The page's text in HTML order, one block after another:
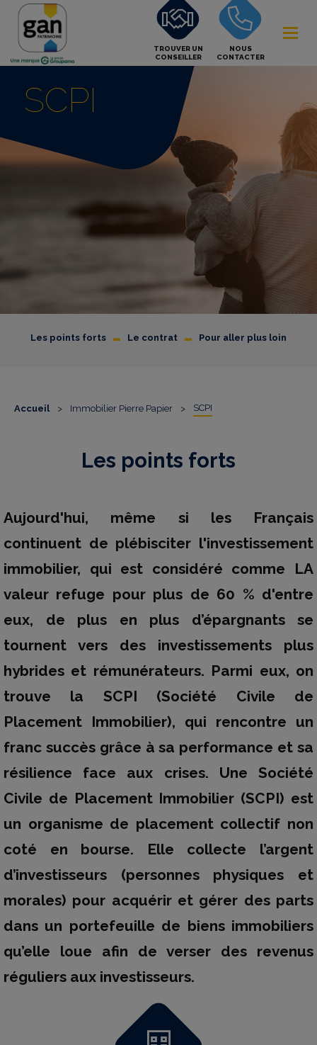
TROUVER UN
CONSEILLER
NOUS
CONTACTER
SCPI
Les points forts - Le contrat - Pour aller plus loin
Accueil > Immobilier Pierre Papier > SCPI
Les points forts
Aujourd'hui, même si les Français
continuent de plébisciter l'investissement
immobilier, qui est considéré comme LA
valeur refuge pour plus de 60 % d'entre
eux, de plus en plus d’épargnants se
tournent vers des investissements plus
hybrides et rémunérateurs. Parmi eux, on
trouve la SCPI (Société Civile de
Placement Immobilier), qui rencontre un
franc succès grâce à sa performance et sa
résilience face aux crises. Une Société
Civile de Placement Immobilier (SCPI) est
un organisme de placement collectif non
coté en bourse. Elle collecte l’argent
d’investisseurs (personnes physiques et
morales) pour acquérir et gérer des parts
dans un portefeuille de biens immobiliers
qu’elle loue afin de verser des revenus
réguliers aux investisseurs.